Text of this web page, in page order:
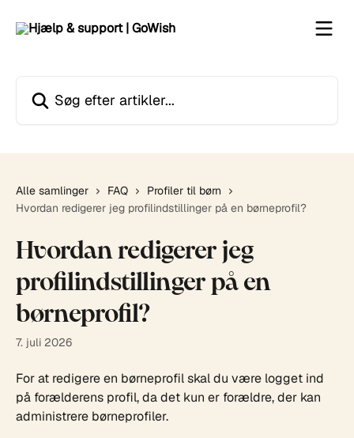
Alle samlinger FAQ
Profiler til børn
Hvordan redigerer jeg profilindstillinger på en børneprofil?
Hvordan redigerer jeg
profilindstillinger på en
børneprofil?
7. juli 2026
For at redigere en børneprofil skal du være logget ind
på forælderens profil, da det kun er forældre, der kan
administrere børneprofiler.